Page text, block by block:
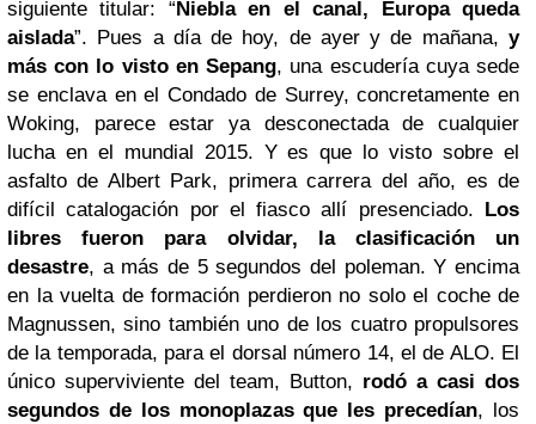
siguiente titular: “ Niebla en el canal, Europa queda
aislada”. Pues a día de hoy, de ayer y de mañana, y
más con lo visto en Sepang, una escudería cuya sede
se enclava en el Condado de Surrey, concretamente en
Woking, parece estar ya desconectada de cualquier
lucha en el mundial 2015. Y es que lo visto sobre el
asfalto de Albert Park, primera carrera del año, es de
difícil catalogación por el fiasco allí presenciado.
Los
libres fueron para olvidar, la clasificación un
desastre, a más de 5 segundos del poleman. Y encima
en la vuelta de formación perdieron no solo el coche de
Magnussen, sino también uno de los cuatro propulsores
de la temporada, para el dorsal número 14, el de ALO. El
único superviviente del team, Button, rodó a casi dos
segundos de los monoplazas que les precedían, los